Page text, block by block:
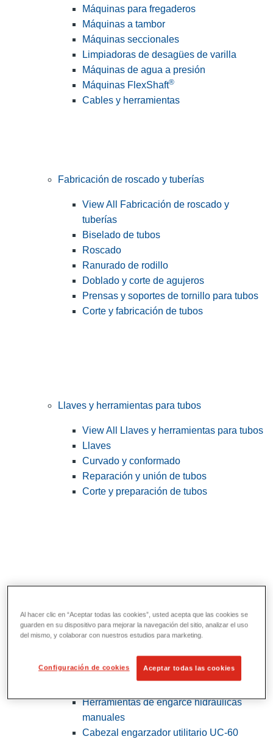
Máquinas para fregaderos
Máquinas a tambor
Máquinas seccionales
Limpiadoras de desagües de varilla
Máquinas de agua a presión
Máquinas FlexShaft®
Cables y herramientas
Fabricación de roscado y tuberías
View All Fabricación de roscado y
tuberías
Biselado de tubos
Roscado
Ranurado de rodillo
Doblado y corte de agujeros
Prensas y soportes de tornillo para tubos
Corte y fabricación de tubos
Llaves y herramientas para tubos
View All Llaves y herramientas para tubos
Llaves
Curvado y conformado
Reparación y unión de tubos
Corte y preparación de tubos
Herramientas de servicios públicos y de
View All Herramientas de servicios
Herramientas de engarce hidráulicas
manuales
Cabezal engarzador utilitario UC-60
Al hacer clic en “Aceptar todas las cookies”, usted acepta que las cookies se
guarden en su dispositivo para mejorar la navegación del sitio, analizar el uso
del mismo, y colaborar con nuestros estudios para marketing.
Configuración de cookies Aceptar todas las cookies